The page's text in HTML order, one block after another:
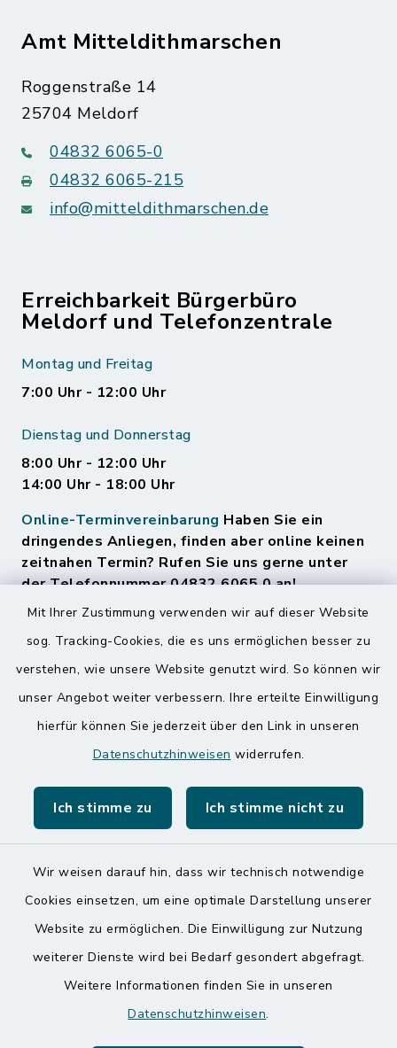
Mit Ihrer Zustimmung verwenden wir auf dieser Website
sog. Tracking-Cookies, die es uns ermöglichen besser zu
verstehen, wie unsere Website genutzt wird. So können wir
unser Angebot weiter verbessern. Ihre erteilte Einwilligung
hierfür können Sie jederzeit über den Link in unseren
Datenschutzhinweisen widerrufen.
Ich stimme zu Ich stimme nicht zu
Wir weisen darauf hin, dass wir technisch notwendige
Cookies einsetzen, um eine optimale Darstellung unserer
Website zu ermöglichen. Die Einwilligung zur Nutzung
weiterer Dienste wird bei Bedarf gesondert abgefragt.
Weitere Informationen finden Sie in unseren
Datenschutzhinweisen.
Amt Mitteldithmarschen
Roggenstraße 14
25704 Meldorf
04832 6065-0
04832 6065-215
info@mitteldithmarschen.de
Erreichbarkeit Bürgerbüro
Meldorf und Telefonzentrale
Montag und Freitag
7:00 Uhr - 12:00 Uhr
Dienstag und Donnerstag
8:00 Uhr - 12:00 Uhr
14:00 Uhr - 18:00 Uhr
Online-Terminvereinbarung Haben Sie ein
dringendes Anliegen, finden aber online keinen
zeitnahen Termin? Rufen Sie uns gerne unter
der Telefonnummer 04832 6065 0 an!
Quicklinks
Amt Mitteldithmarschen
Speicherkoog Meldorfer Koog
Kontakt
Datenschutz